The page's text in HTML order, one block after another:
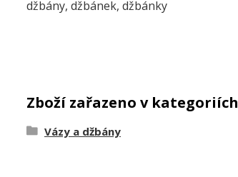
džbány, džbánek, džbánky
Zboží zařazeno v kategoriích
Vázy a džbány